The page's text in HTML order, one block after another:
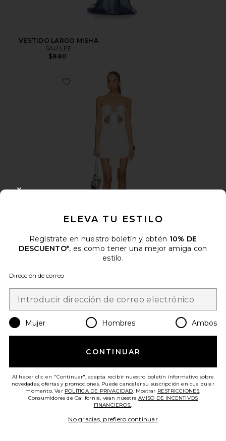
VESTIDO LARGO MISHA
SAU LEE
$880
ELEVA TU ESTILO
Regístrate en nuestro boletín y obtén 10% DE
DESCUENTO*, es como tener una mejor amiga con
estilo.
Dirección de correo
Mujer Hombres Ambos
CONTINUAR
Al hacer clic en "Continuar", acepta recibir nuestro boletín informativo sobre
novedades, ofertas y promociones. Puede cancelar su suscripción en cualquier
momento. Ver POLÍTICA DE PRIVACIDAD. Mostrar RESTRICCIONES.
Consumidores de California, vean nuestraAVISO DE INCENTIVOS
FINANCIEROS..
No gracias, prefiero continuar